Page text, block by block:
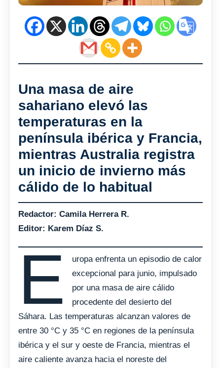
Una masa de aire
sahariano elevó las
temperaturas en la
península ibérica y Francia,
mientras Australia registra
un inicio de invierno más
cálido de lo habitual
Redactor: Camila Herrera R.
Editor: Karem Díaz S.
E
uropa enfrenta un episodio de calor
excepcional para junio, impulsado
por una masa de aire cálido
procedente del desierto del
Sáhara. Las temperaturas alcanzan valores de
entre 30 °C y 35 °C en regiones de la península
ibérica y el sur y oeste de Francia, mientras el
aire caliente avanza hacia el noreste del